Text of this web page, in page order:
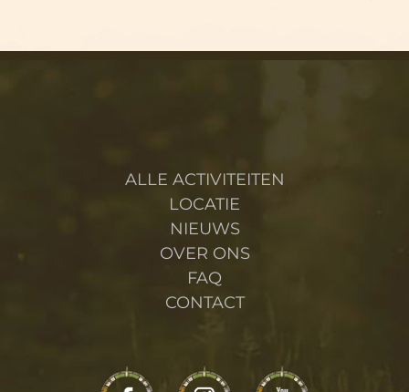
ALLE ACTIVITEITEN
LOCATIE
NIEUWS
OVER ONS
FAQ
CONTACT